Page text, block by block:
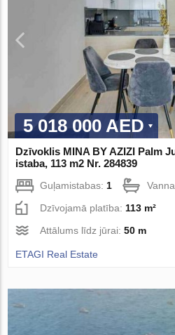
5 018 000 AED
Dzīvoklis MINA BY AZIZI Palm
istaba, 113 m2 Nr. 284839
Guļamistabas:1
Dzīvojamā platība:113 m²
Attālums līdz jūrai:50 m
ETAGI Real Estate